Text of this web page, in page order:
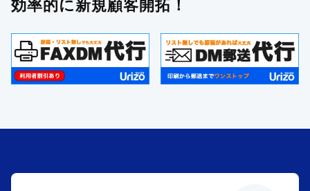
効率的に新規顧客開拓！